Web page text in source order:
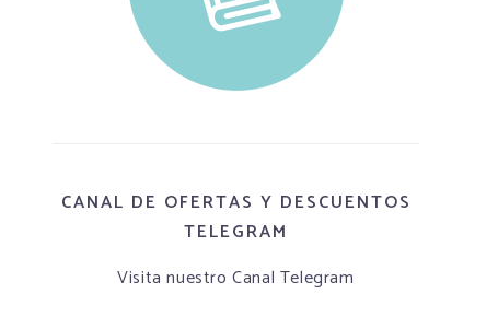
CANAL DE OFERTAS Y DESCUENTOS
TELEGRAM
Visita nuestro Canal Telegram